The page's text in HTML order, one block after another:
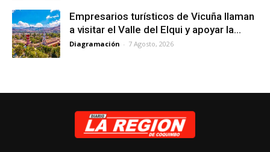
Empresarios turísticos de Vicuña llaman
a visitar el Valle del Elqui y apoyar la...
Diagramación - 7 Agosto, 2026